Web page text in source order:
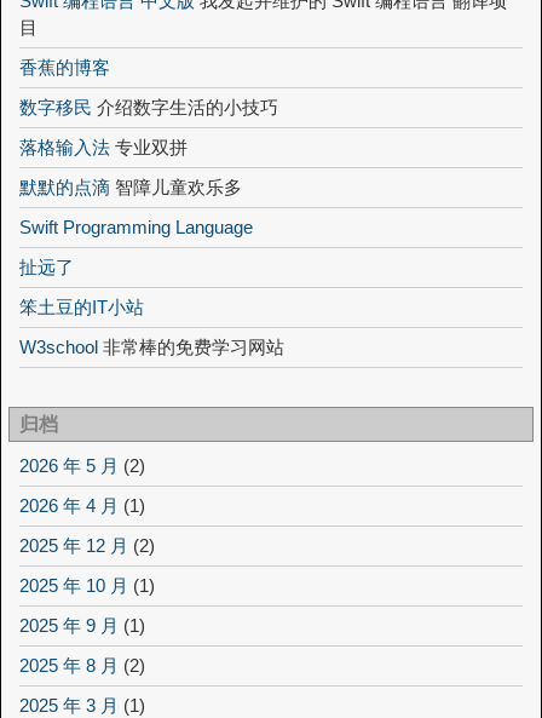
目
香蕉的博客
数字移民 介绍数字生活的小技巧
落格输入法 专业双拼
默默的点滴 智障儿童欢乐多
Swift Programming Language
扯远了
笨土豆的IT小站
W3school 非常棒的免费学习网站
归档
2026 年 5 月 (2)
2026 年 4 月 (1)
2025 年 12 月 (2)
2025 年 10 月 (1)
2025 年 9 月 (1)
2025 年 8 月 (2)
2025 年 3 月 (1)